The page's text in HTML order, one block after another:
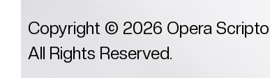
Copyright © 2026 Opera
All Rights Reserved.